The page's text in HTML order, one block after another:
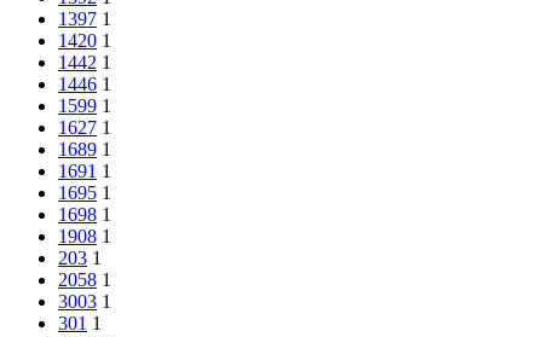
1397 1
1420 1
1442 1
1446 1
1599 1
1627 1
1689 1
1691 1
1695 1
1698 1
1908 1
203 1
2058 1
3003 1
301 1